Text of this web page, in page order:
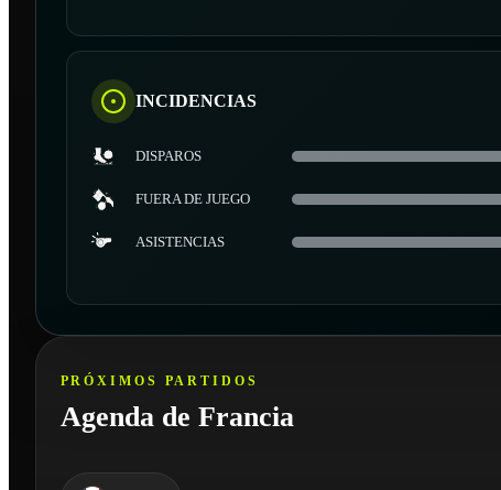
INCIDENCIAS
DISPAROS
FUERA DE JUEGO
ASISTENCIAS
PRÓXIMOS PARTIDOS
Agenda de Francia